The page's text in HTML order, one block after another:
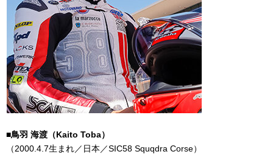
■鳥羽 海渡（Kaito Toba）
（2000.4.7生まれ／日本／SIC58 Squqdra Corse）